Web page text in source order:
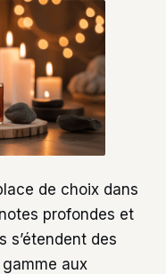
de choix dans
profondes et
s’étendent des
aux